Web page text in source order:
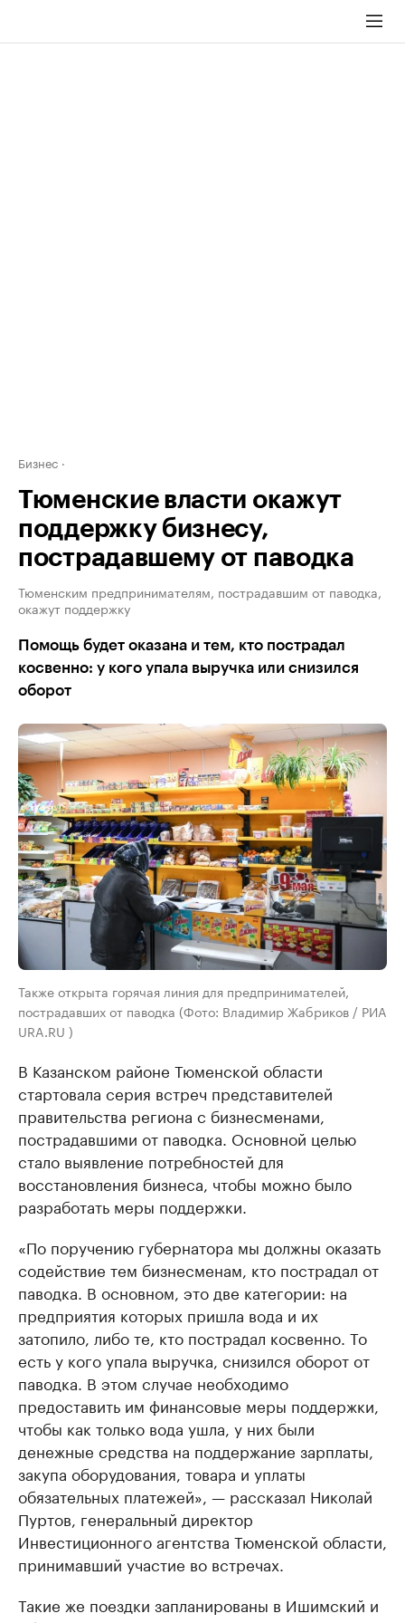
Бизнес
Тюменские власти окажут
поддержку бизнесу,
пострадавшему от паводка
Тюменским предпринимателям, пострадавшим от паводка,
окажут поддержку
Помощь будет оказана и тем, кто пострадал
косвенно: у кого упала выручка или снизился
оборот
Также открыта горячая линия для предпринимателей,
пострадавших от паводка (Фото: Владимир Жабриков / РИА
URA.RU )
В Казанском районе Тюменской области
стартовала серия встреч представителей
правительства региона с бизнесменами,
пострадавшими от паводка. Основной целью
стало выявление потребностей для
восстановления бизнеса, чтобы можно было
разработать меры поддержки.
«По поручению губернатора мы должны оказать
содействие тем бизнесменам, кто пострадал от
паводка. В основном, это две категории: на
предприятия которых пришла вода и их
затопило, либо те, кто пострадал косвенно. То
есть у кого упала выручка, снизился оборот от
паводка. В этом случае необходимо
предоставить им финансовые меры поддержки,
чтобы как только вода ушла, у них были
денежные средства на поддержание зарплаты,
закупа оборудования, товара и уплаты
обязательных платежей», — рассказал Николай
Пуртов, генеральный директор
Инвестиционного агентства Тюменской области,
принимавший участие во встречах.
Такие же поездки запланированы в Ишимский и